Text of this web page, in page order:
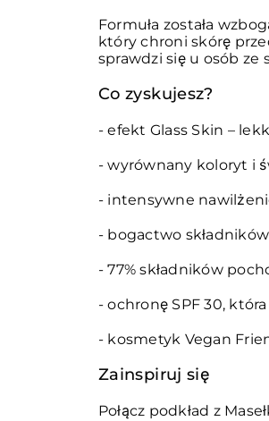
Formuła została
który chroni skórę
sprawdzi się u osób ze
Co zyskujesz?
- efekt Glass Skin –
- wyrównany koloryt i
- intensywne
- bogactwo
- 77% składników
- ochronę SPF 30,
- kosmetyk Vegan
Zainspiruj się
Połącz podkład z